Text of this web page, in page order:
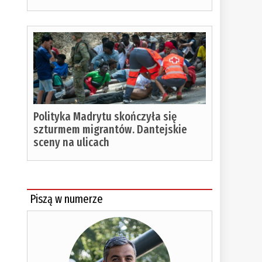
Polityka Madrytu skończyła się
szturmem migrantów. Dantejskie
sceny na ulicach
Piszą w numerze